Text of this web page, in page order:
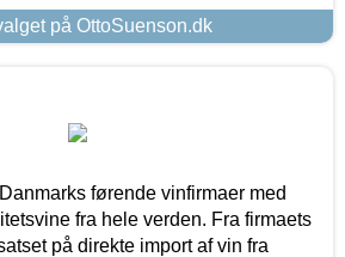
på OttoSuenson.dk
førende vinfirmaer med
fra hele verden. Fra firmaets
på direkte import af vin fra